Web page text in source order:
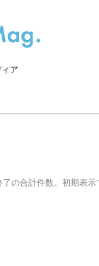
ア
の合計件数。初期表